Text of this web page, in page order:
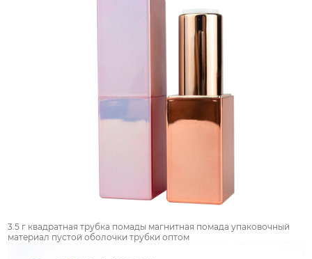
3.5 г квадратная трубка помады магнитная помада упаковочный
материал пустой оболочки трубки оптом